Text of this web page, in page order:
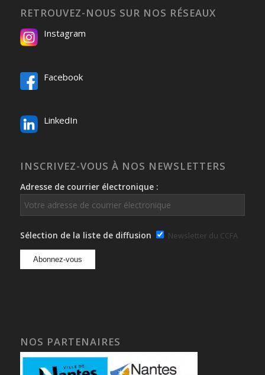
RETROUVEZ-NOUS SUR NOS RÉSEAUX
Instagram
Facebook
LinkedIn
INSCRIVEZ-VOUS À NOS NEWSLETTERS
Adresse de courrier électronique :
Sélection de la liste de diffusion Newsletter du CCFA
NOS PARTENAIRES